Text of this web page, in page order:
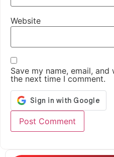
Website
Save my name, email,
the next time I comment.